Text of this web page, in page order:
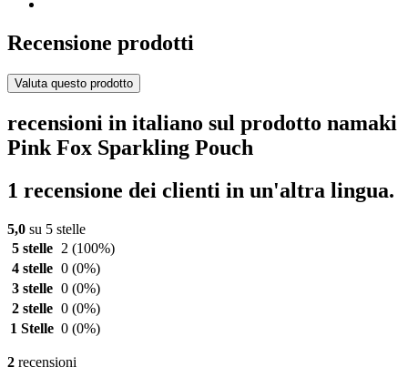
Recensione prodotti
Valuta questo prodotto
recensioni in italiano sul prodotto namaki
Pink Fox Sparkling Pouch
1 recensione dei clienti in un'altra lingua.
5,0 su 5 stelle
5 stelle
2 (100%)
4 stelle 0 (0%)
3 stelle 0 (0%)
2 stelle 0 (0%)
1 Stelle 0 (0%)
2 recensioni